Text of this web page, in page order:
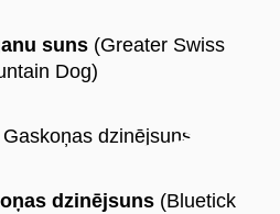
suns(Greater Swiss
Dog)
dzinējsuns (Bluetick